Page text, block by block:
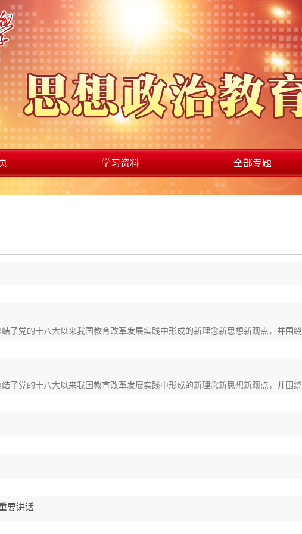
学习资料 全部专题
了党的十八大以来我国教育改革发展实践中形成的新理念新思想新观点，并围
了党的十八大以来我国教育改革发展实践中形成的新理念新思想新观点，并围
要讲话